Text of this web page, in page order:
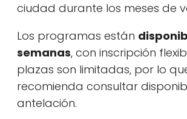
ciudad durante los meses de
Los programas están
semanas, con inscripción
plazas son limitadas, por lo
recomienda consultar
antelación.